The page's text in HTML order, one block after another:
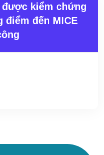
kiểm chứng
điểm đến MICE